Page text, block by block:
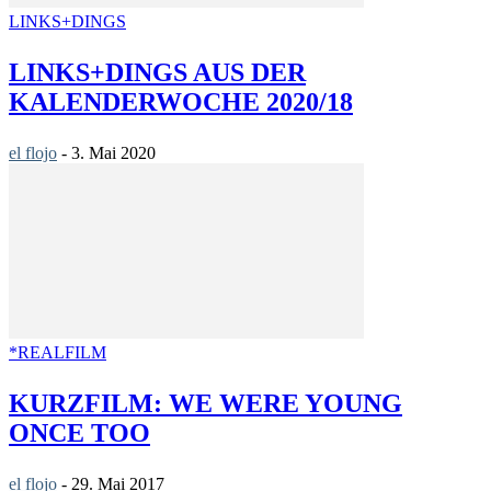
LINKS+DINGS
LINKS+DINGS AUS DER
KALENDERWOCHE 2020/18
el flojo - 3. Mai 2020
*REALFILM
KURZFILM: WE WERE YOUNG
ONCE TOO
el flojo - 29. Mai 2017